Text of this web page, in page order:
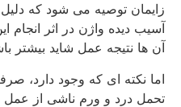
زایمان توصیه می شود که دلیل
آسیب دیده واژن در اثر انجام
آن ها نتیجه عمل شاید بیشتر باشد،
اما نکته ای که وجود دارد،
تحمل درد و ورم ناشی از عمل